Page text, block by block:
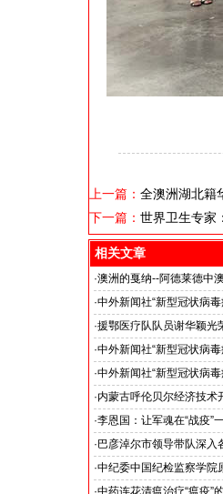
上一篇： 全澳洲湖北籍
下一篇： 世界卫生专家
相关文章
·澳洲的戛纳--阿德莱德中
·中外新闻社“新型冠状病
斯里兰卡驻华使馆临时大
都在向上天祈祷, 为中国祈
·援鄂医疗队队员谢华颖光
·中外新闻社“新型冠状病
亚美尼亚驻华大使谢尔盖
·中外新闻社“新型冠状病
塞尔维亚驻华大使巴切维
·内蒙古呼伦贝尔经济技术
·李恩国：让军魂在“战疫”
· 巴彦淖尔市领导带队深
·中纪委中国纪检监察学院
·中药连花清瘟治疗“瘟疫”